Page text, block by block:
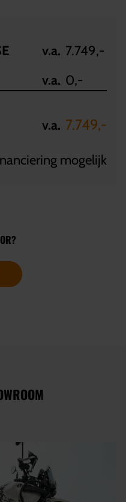
v.a. 7.749,-
v.a. 0,-
v.a. 7.749,-
mogelijk